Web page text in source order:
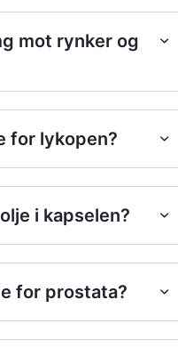
mot rynker og
for lykopen?
i kapselen?
for prostata?